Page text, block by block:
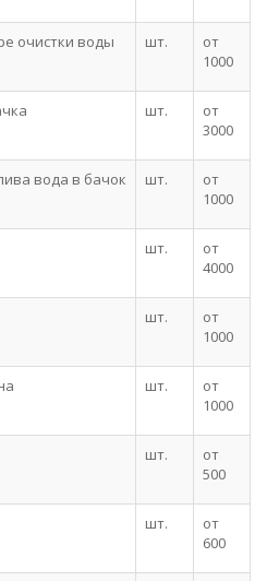
очистки воды шт.
от
1000
шт.
от
3000
вода в бачок шт.
от
1000
шт.
от
4000
шт.
от
1000
шт.
от
1000
шт.
от
500
шт.
от
600